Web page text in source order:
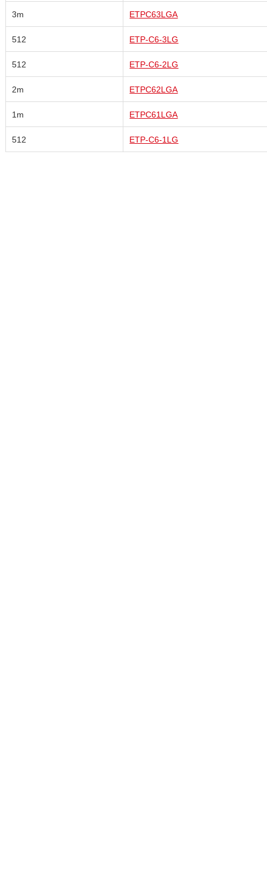
3m ETPC63LGA
512 ETP-C6-3LG
512 ETP-C6-2LG
2m ETPC62LGA
1m ETPC61LGA
512 ETP-C6-1LG